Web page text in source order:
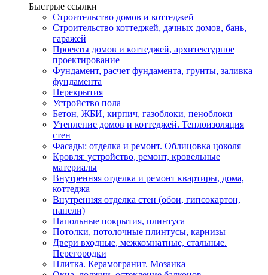
Быстрые ссылки
Строительство домов и коттеджей
Строительство коттеджей, дачных домов, бань,
гаражей
Проекты домов и коттеджей, архитектурное
проектирование
Фундамент, расчет фундамента, грунты, заливка
фундамента
Перекрытия
Устройство пола
Бетон, ЖБИ, кирпич, газоблоки, пеноблоки
Утепление домов и коттеджей. Теплоизоляция
стен
Фасады: отделка и ремонт. Облицовка цоколя
Кровля: устройство, ремонт, кровельные
материалы
Внутренняя отделка и ремонт квартиры, дома,
коттеджа
Внутренняя отделка стен (обои, гипсокартон,
панели)
Напольные покрытия, плинтуса
Потолки, потолочные плинтусы, карнизы
Двери входные, межкомнатные, стальные.
Перегородки
Плитка. Керамогранит. Мозаика